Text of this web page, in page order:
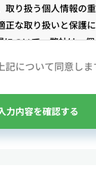
取り扱う個人情報の
正な取り扱いと保護に
について 弊社は、
ール等のお問合せや公
、インターネット掲載
正な手段により個人情
個人情報 （1）マン
上記について同意しま
力内容を確認する